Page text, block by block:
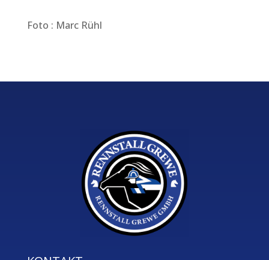
Foto : Marc Rühl